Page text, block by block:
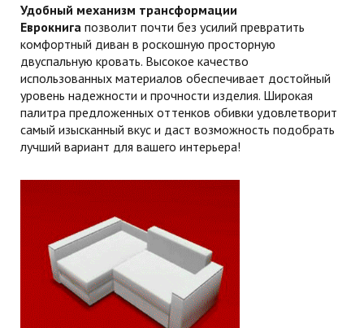
Удобный механизм трансформации
Еврокнигапозволит почти без усилий превратить
комфортный диван в роскошную просторную
двуспальную кровать. Высокое качество
использованных материалов обеспечивает достойный
уровень надежности и прочности изделия. Широкая
палитра предложенных оттенков обивки удовлетворит
самый изысканный вкус и даст возможность подобрать
лучший вариант для вашего интерьера!